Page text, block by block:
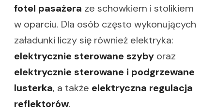
fotel pasażera ze schowkiem i stolikiem
w oparciu. Dla osób często wykonujących
załadunki liczy się również elektryka:
elektrycznie sterowane szyby oraz
elektrycznie sterowane i podgrzewane
lusterka, a także elektryczna regulacja
reflektorów.